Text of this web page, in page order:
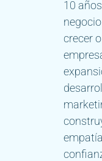
10
crecer